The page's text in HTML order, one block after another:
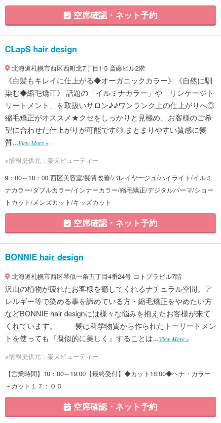
空席確認・ネット予約
CLapS hair design
北海道札幌市西区西町北7丁目1-5 斎藤ビル2階
《白髪もキレイに仕上がる◆オーガニックカラー》《自然に馴
染む◆縮毛矯正》 話題の「イルミナカラー」や「リンケージト
リートメント」を取扱いサロン♪♪ワンランク上の仕上がりへ◎
縮毛矯正がオススメ★クセをしっかりと見極め、お客様のご希
望に合わせた仕上がりが可能です◎ まとまりやすい質感に髪
質...View More »
※情報提供元：楽天ビューティー
9：00～18：00 西区美容室/髪質改善/バレイヤージュ/ハイライト/イルミ
ナカラー/ダブルカラー/インナーカラー/縮毛矯正/デジタルパーマ/ショー
トカット/メンズカット/キッズカット
空席確認・ネット予約
BONNIE hair design
北海道札幌市西区琴似一条五丁目4番24号 コトプラビル7階
沢山の植物が疲れたお客様を癒してくれるナチュラル空間。ア
レルギー等で染める事を諦めている方・縮毛矯正をやめたい方
などBONNIE hair designには様々な悩みを抱えたお客様が来て
くれています。 髪は科学物質から作られたトーリートメン
トを使っても『擬似的に美しく』することは...View More »
※情報提供元：楽天ビューティー
【営業時間】10：00～19:00【最終受付】◆カット18:00◆ヘナ・カラー
＋カット１７：００
空席確認・ネット予約